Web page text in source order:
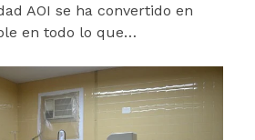
AOI se ha convertido en
en todo lo que…